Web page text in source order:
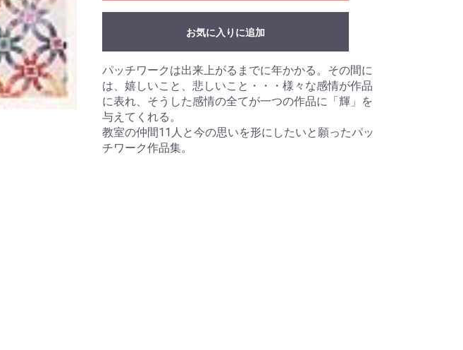
お気に入りに追加
パッチワークは出来上がるまでに年かかる。その間に
は、嬉しいこと、悲しいこと・・・様々な感情が作品
に表れ、そうした感情の全てが一つの作品に「輝」を
与えてくれる。
教室の仲間11人と今の思いを形にしたいと願ったパッ
チワーク作品集。